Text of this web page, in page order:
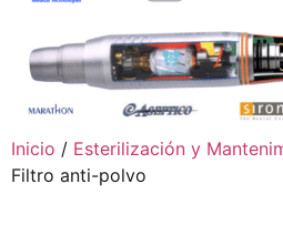
Inicio / Esterilización y
Filtro anti-polvo